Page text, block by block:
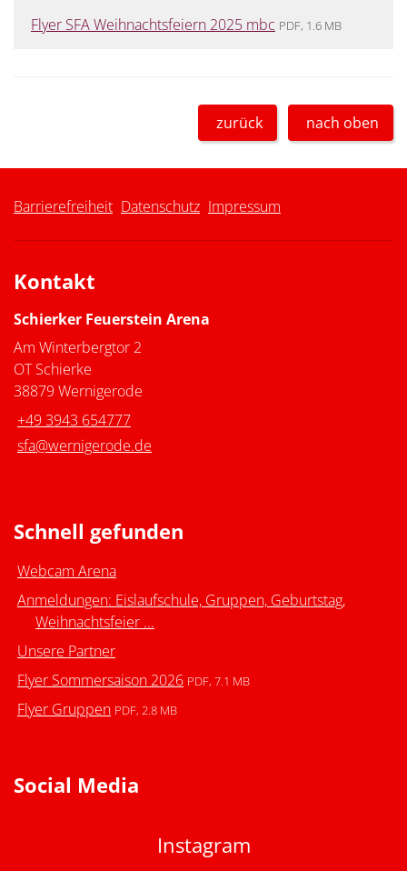
Flyer SFA Weihnachtsfeiern 2025 mbc PDF, 1.6 MB
zurück nach oben
Barrierefreiheit Datenschutz Impressum
Kontakt
Schierker Feuerstein Arena
Am Winterbergtor 2
OT Schierke
38879 Wernigerode
+49 3943 654777
sfa@wernigerode.de
Schnell gefunden
Webcam Arena
Anmeldungen: Eislaufschule, Gruppen, Geburtstag,
Weihnachtsfeier ...
Unsere Partner
Flyer Sommersaison 2026 PDF, 7.1 MB
Flyer Gruppen PDF, 2.8 MB
Social Media
Instagram